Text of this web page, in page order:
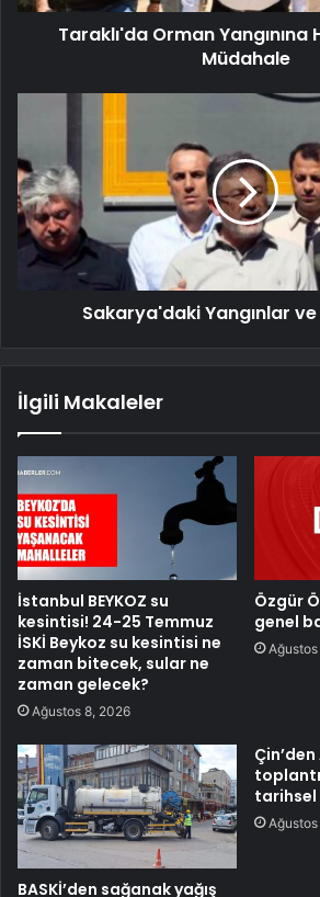
Taraklı'da Orman
Müdahale
Sakarya'daki Yangınlar
İlgili Makaleler
İstanbul BEYKOZ su
kesintisi! 24-25 Temmuz
İSKİ Beykoz su kesintisi ne
zaman bitecek, sular ne
zaman gelecek?
Ağustos 8, 2026
Özgür
genel
BASKİ’den sağanak yağış
Çin’den
tarihsel